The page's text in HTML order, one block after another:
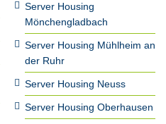
Server Housing
Mönchengladbach
Server Housing Mühlheim an
der Ruhr
Server Housing Neuss
Server Housing Oberhausen